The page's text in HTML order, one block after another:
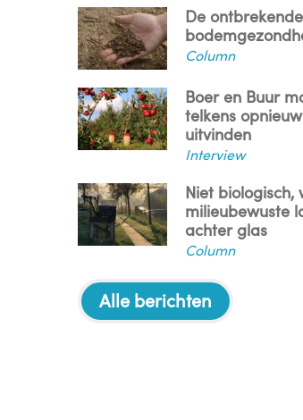
De
Column
Boer en Buur
telkens
uitvinden
Interview
Niet biologisch,
milieubewuste
achter glas
Column
Alle berichten